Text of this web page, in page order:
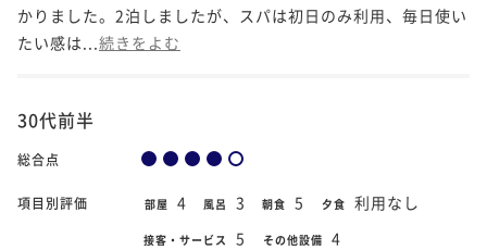
かりました。2泊しましたが、スパは初日のみ利用、毎日使い
たい感は... 続きをよむ
30代前半
総合点
項目別評価 部屋 4 風呂 3 朝食 5 夕食 利用なし
接客・サービス 5 その他設備 4